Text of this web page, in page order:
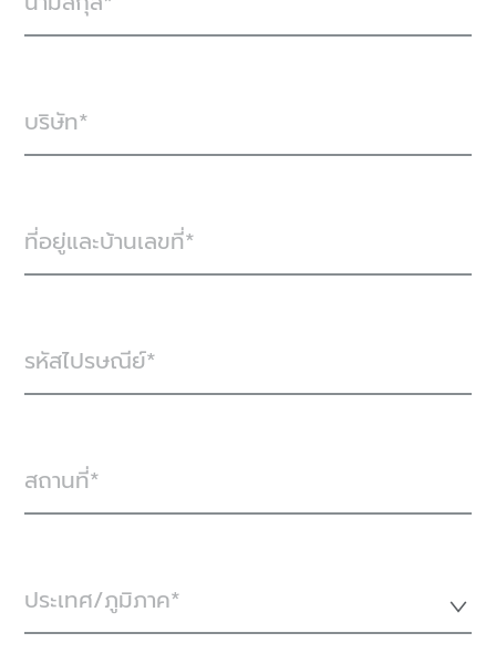
บริษัท
ที่อยู่และบ้านเลขที่
รหัสไปรษณีย์
สถานที่
ประเทศ/ภูมิภาค*